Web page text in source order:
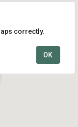
correctly.
OK